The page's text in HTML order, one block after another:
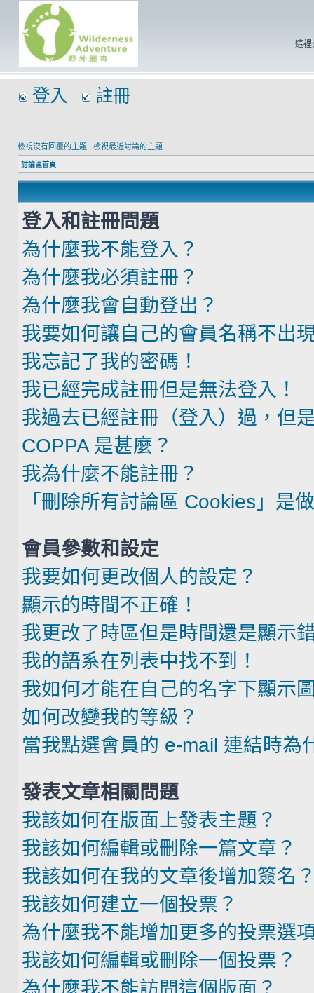
這裡
登入 註冊
檢視沒有回覆的主題 | 檢視最近討論的主題
討論區首頁
登入和註冊問題
為什麼我不能登入？
為什麼我必須註冊？
為什麼我會自動登出？
我要如何讓自己的會員名稱不出
我忘記了我的密碼！
我已經完成註冊但是無法登入！
我過去已經註冊（登入）過，但
COPPA 是甚麼？
我為什麼不能註冊？
「刪除所有討論區 Cookies」是
會員參數和設定
我要如何更改個人的設定？
顯示的時間不正確！
我更改了時區但是時間還是顯示
我的語系在列表中找不到！
我如何才能在自己的名字下顯示
如何改變我的等級？
當我點選會員的 e-mail 連結時為
發表文章相關問題
我該如何在版面上發表主題？
我該如何編輯或刪除一篇文章？
我該如何在我的文章後增加簽名
我該如何建立一個投票？
為什麼我不能增加更多的投票選
我該如何編輯或刪除一個投票？
為什麼我不能訪問這個版面？